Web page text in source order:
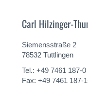
Carl Hilzinger-
Siemensstraße 2
78532 Tuttlingen
Tel.: +49 7461 187-0
Fax: +49 7461 187-